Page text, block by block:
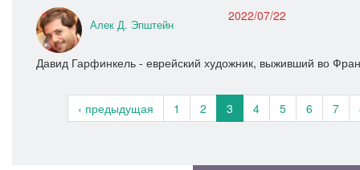
Алек Д. Эпштейн
2022/07/22
Давид Гарфинкель - еврейский художник, выживший во
‹ предыдущая 1 2 3 4 5 6 7